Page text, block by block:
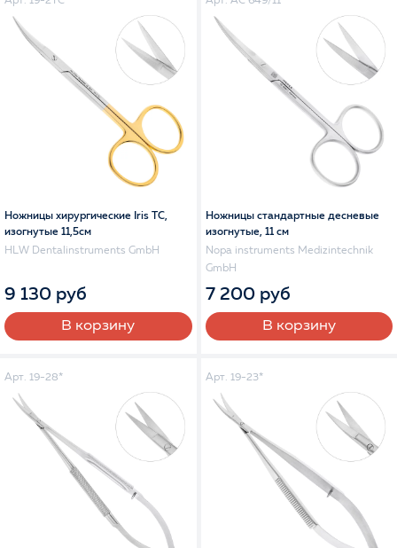
Ножницы хирургические Iris TC,
изогнутые 11,5см
HLW Dentalinstruments GmbH
9 130 руб
В корзину
Ножницы стандартные десневые
изогнутые, 11 см
Nopa instruments Medizintechnik
GmbH
7 200 руб
В корзину
Арт. 19-28* Арт. 19-23*